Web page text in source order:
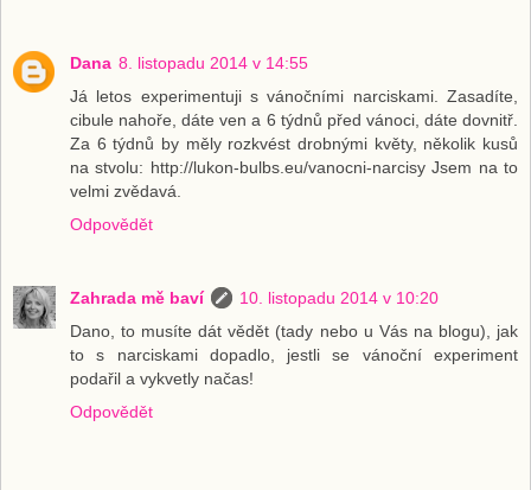
Dana 8. listopadu 2014 v 14:55
Já letos experimentuji s vánočními narciskami. Zasadíte,
cibule nahoře, dáte ven a 6 týdnů před vánoci, dáte dovnitř.
Za 6 týdnů by měly rozkvést drobnými květy, několik kusů
na stvolu: http://lukon-bulbs.eu/vanocni-narcisy Jsem na to
velmi zvědavá.
Odpovědět
Zahrada mě baví
10. listopadu 2014 v 10:20
Dano, to musíte dát vědět (tady nebo u Vás na blogu), jak
to s narciskami dopadlo, jestli se vánoční experiment
podařil a vykvetly načas!
Odpovědět